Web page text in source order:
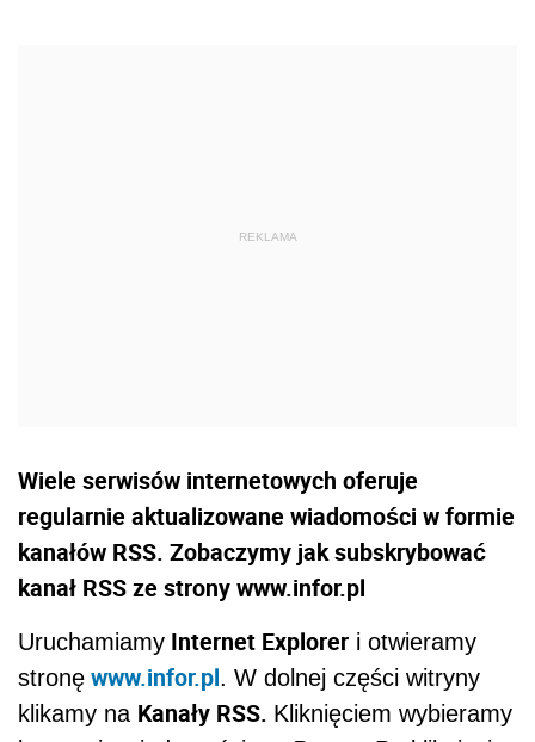
Wiele serwisów internetowych oferuje
regularnie aktualizowane wiadomości w formie
kanałów RSS. Zobaczymy jak subskrybować
kanał RSS ze strony www.infor.pl
Uruchamiamy Internet Explorer i otwieramy
stronę www.infor.pl. W dolnej części witryny
klikamy na Kanały RSS. Kliknięciem wybieramy